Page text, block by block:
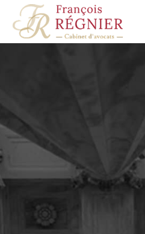
Panneau de gestion des cookies